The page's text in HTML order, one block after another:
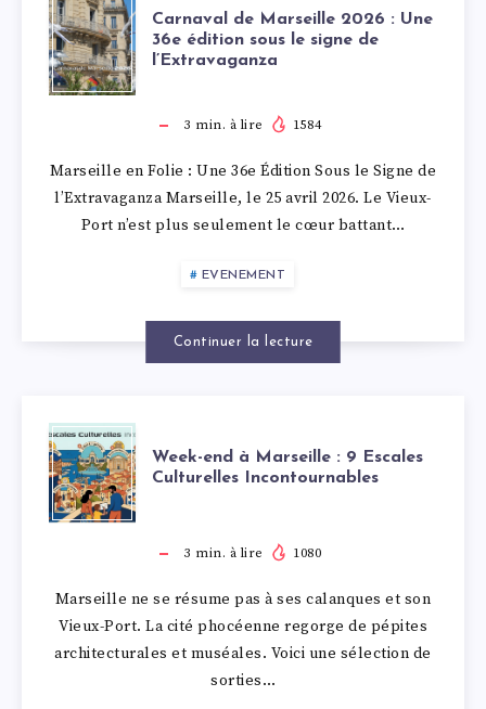
CARNAVAL
DE
MARSEILLE
2026
36E
ÉDITION
SOUS
LE
SIGNE
DE
Carnaval de Marseille 2026 : Une
36e édition sous le signe de
l’Extravaganza
3 min. à lire 1584
Marseille en Folie : Une 36e Édition Sous le Signe de
l’Extravaganza Marseille, le 25 avril 2026. Le Vieux-
Port n’est plus seulement le cœur battant…
EVENEMENT
Continuer la lecture
WEEK-
END
MARSEILLE
:
Week-end à Marseille : 9 Escales
Culturelles Incontournables
3 min. à lire 1080
Marseille ne se résume pas à ses calanques et son
Vieux-Port. La cité phocéenne regorge de pépites
architecturales et muséales. Voici une sélection de
sorties…